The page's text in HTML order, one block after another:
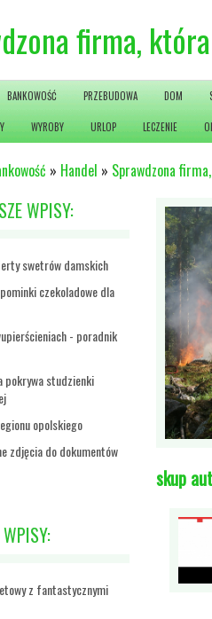
firma,
BANKOWOŚĆ PRZEBUDOWA DOM
WYROBY URLOP LECZENIE
» Handel » Sprawdzona
WPISY:
swetrów damskich
czekoladowe dla
- poradnik
pokrywa studzienki
opolskiego
zdjęcia do dokumentów
z fantastycznymi
skup